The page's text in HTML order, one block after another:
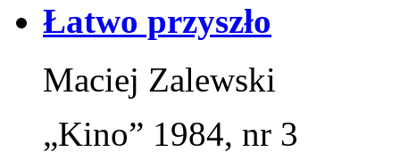
Łatwo przyszło
Maciej Zalewski
„Kino” 1984, nr 3